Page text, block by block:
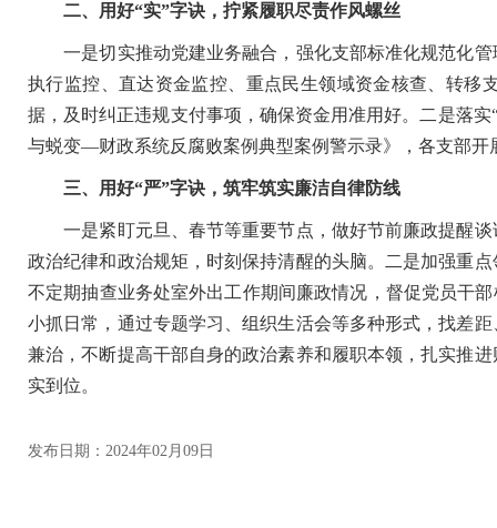
二、用好“实”字诀，拧紧履职尽责作风螺丝
一是切实推动党建业务融合，强化支部标准化规范化管
执行监控、直达资金监控、重点民生领域资金核查、转移
据，及时纠正违规支付事项，确保资金用准用好。二是落
与蜕变—财政系统反腐败案例典型案例警示录》，各支部
三、用好“严”字诀，筑牢筑实廉洁自律防线
一是紧盯元旦、春节等重要节点，做好节前廉政提醒谈
政治纪律和政治规矩，时刻保持清醒的头脑。二是加强重
不定期抽查业务处室外出工作期间廉政情况，督促党员干
小抓日常，通过专题学习、组织生活会等多种形式，找差
兼治，不断提高干部自身的政治素养和履职本领，扎实推
实到位。
发布日期：2024年02月09日